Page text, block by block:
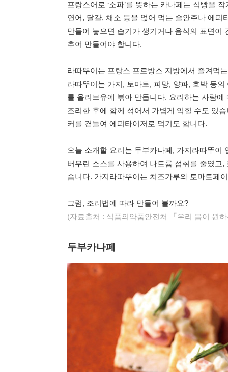
프랑스어로 ‘소파’를 뜻하는 카나페는 식빵을
연어, 달걀, 채소 등을 얹어 먹는 술안주나 에
만들어 놓으면 습기가 생기거나 음식의 표면이
추어 만들어야 합니다.
라따뚜이는 프랑스 프로방스 지방에서 즐겨먹
라따뚜이는 가지, 토마토, 피망, 양파, 호박 등
를 올리브유에 볶아 만듭니다. 요리하는 사람
조리한 후에 함께 섞어서 가볍게 익힐 수도 있
커를 곁들여 에피타이저로 먹기도 합니다.
오늘 소개할 요리는 두부카나페, 가지라따뚜이
버무린 소스를 사용하여 나트륨 섭취를 줄였고
습니다. 가지라따뚜이는 치즈가루와 토마토페
그럼, 조리법에 따라 만들어 볼까요?
(자료출처 : 식품의약품안전처 「우리 몸이 원
두부카나페